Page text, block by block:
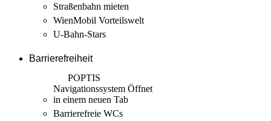
Straßenbahn mieten
WienMobil Vorteilswelt
U-Bahn-Stars
Barrierefreiheit
POPTIS
Navigationssystem Öffnet
in einem neuen Tab
Barrierefreie WCs